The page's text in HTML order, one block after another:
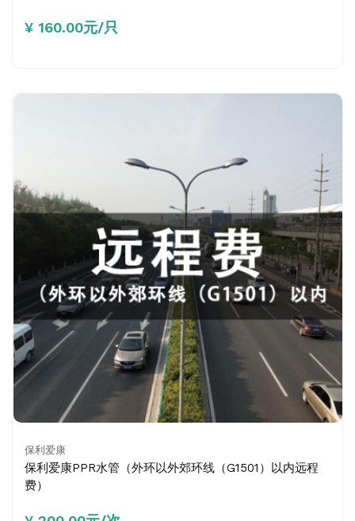
¥ 160.00元/只
保利爱康
保利爱康PPR水管（外环以外郊环线（G1501）以内远程
费）